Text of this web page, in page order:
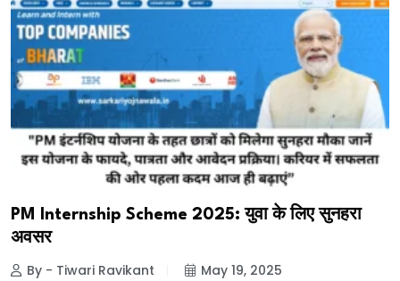
PM Internship Scheme 2025: युवा के लिए सुनहरा
अवसर
By - Tiwari Ravikant May 19, 2025